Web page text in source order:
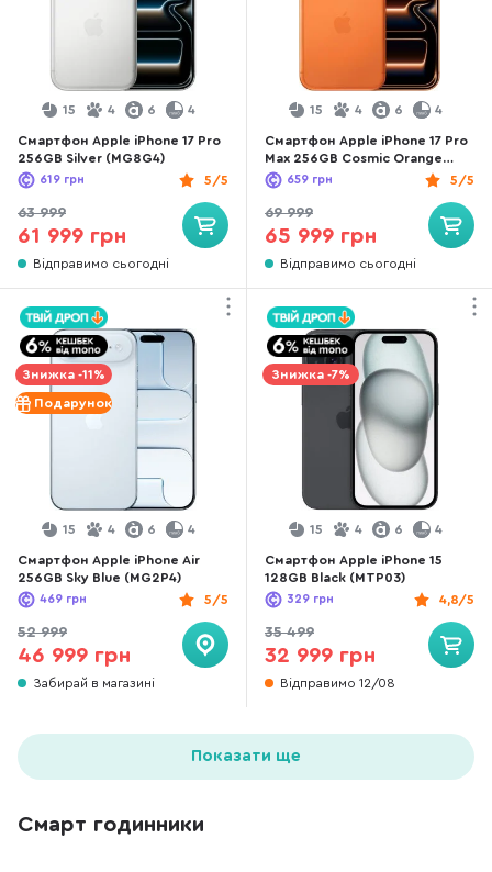
15 4 6 4
Смартфон Apple iPhone 17 Pro
256GB Silver (MG8G4)
5/5
619 грн
63 999
61 999 грн
Відправимо сьогодні
15 4 6 4
Смартфон Apple iPhone 17 Pro
Max 256GB Cosmic Orange
(MFYN4)
5/5
659 грн
69 999
65 999 грн
Відправимо сьогодні
Знижка -11%
Подарунок
15 4 6 4
Смартфон Apple iPhone Air
256GB Sky Blue (MG2P4)
5/5
469 грн
52 999
46 999 грн
Забирай в магазині
Знижка -7%
15 4 6 4
Смартфон Apple iPhone 15
128GB Black (MTP03)
4,8/5
329 грн
35 499
32 999 грн
Відправимо 12/08
Показати ще
Смарт годинники